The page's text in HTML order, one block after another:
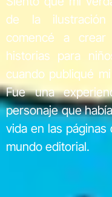
de la ilustración
comencé a
historias para
cuando publiqué
Fue una
personaje que
vida en las
mundo editorial.